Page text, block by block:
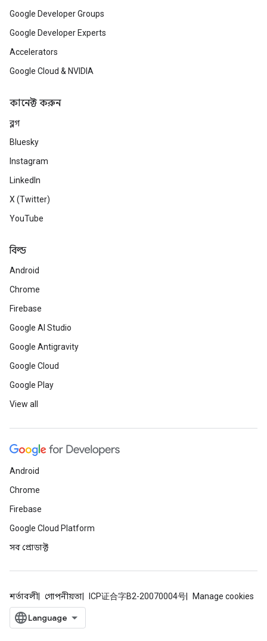
Google Developer Groups
Google Developer Experts
Accelerators
Google Cloud & NVIDIA
কানেক্ট করুন
ব্লগ
Bluesky
Instagram
LinkedIn
X (Twitter)
YouTube
বিল্ড
Android
Chrome
Firebase
Google AI Studio
Google Antigravity
Google Cloud
Google Play
View all
Android
Chrome
Firebase
Google Cloud Platform
সব প্রোডাক্ট
শর্তাবলী গোপনীয়তা ICP证合字B2-20070004号 Manage cookies